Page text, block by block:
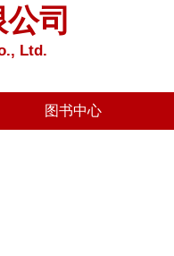
司
Ltd.
图书中心